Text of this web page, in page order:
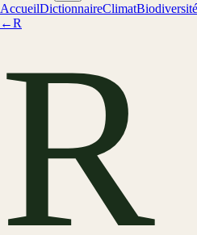
AccueilDictionnaireClimatBiodiversité
←R
R